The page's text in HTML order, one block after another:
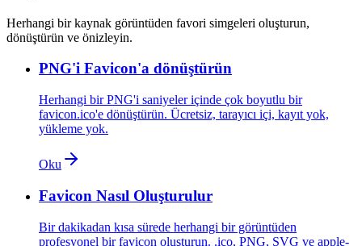
Herhangi bir kaynak görüntüden favori simgeleri oluşturun,
dönüştürün ve önizleyin.
PNG'i Favicon'a dönüştürün
Herhangi bir PNG'i saniyeler içinde çok boyutlu bir
favicon.ico'e dönüştürün. Ücretsiz, tarayıcı içi, kayıt yok,
yükleme yok.
Oku
Favicon Nasıl Oluşturulur
Bir dakikadan kısa sürede herhangi bir görüntüden
profesyonel bir favicon oluşturun. .ico, PNG, SVG ve apple-